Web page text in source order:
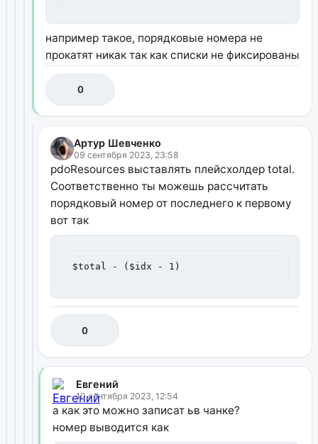
например такое, порядковые номера не
прокатят никак так как списки не фиксированы
0
Артур Шевченко
09 сентября 2023, 23:58
pdoResources выставлять плейсхолдер total.
Соответственно ты можешь рассчитать
порядковый номер от последнего к первому
вот так
$total - ($idx - 1)
0
Евгений
10 сентября 2023, 12:54
а как это можно записат ьв чанке?
номер выводится как